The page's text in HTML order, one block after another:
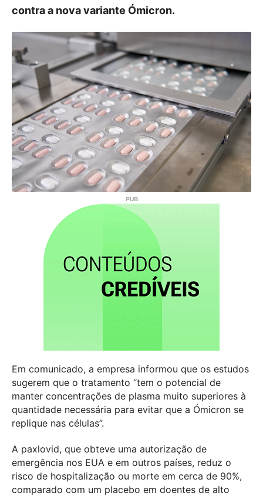
contra a nova variante Ómicron.
Em comunicado, a empresa informou que os estudos
sugerem que o tratamento “tem o potencial de
manter concentrações de plasma muito superiores à
quantidade necessária para evitar que a Ómicron se
replique nas células”.
A paxlovid, que obteve uma autorização de
emergência nos EUA e em outros países, reduz o
risco de hospitalização ou morte em cerca de 90%,
comparado com um placebo em doentes de alto